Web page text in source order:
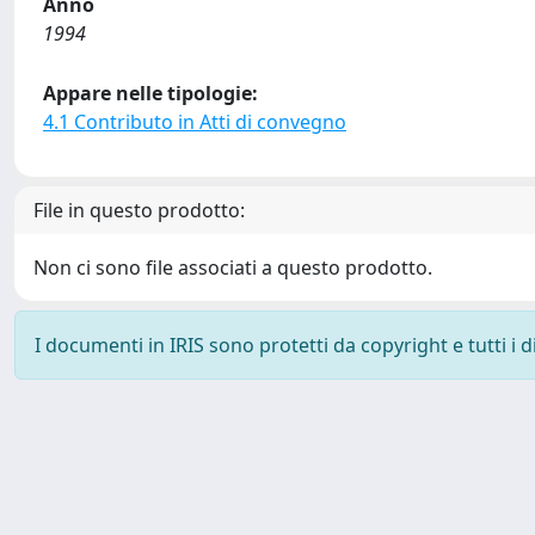
1994
Appare nelle tipologie:
4.1 Contributo in Atti di convegno
File in questo prodotto:
Non ci sono file associati a questo prodotto.
I documenti in IRIS sono protetti da copyright e tutti i